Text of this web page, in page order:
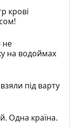
крові
не
на водоймах
під варту
Одна країна.